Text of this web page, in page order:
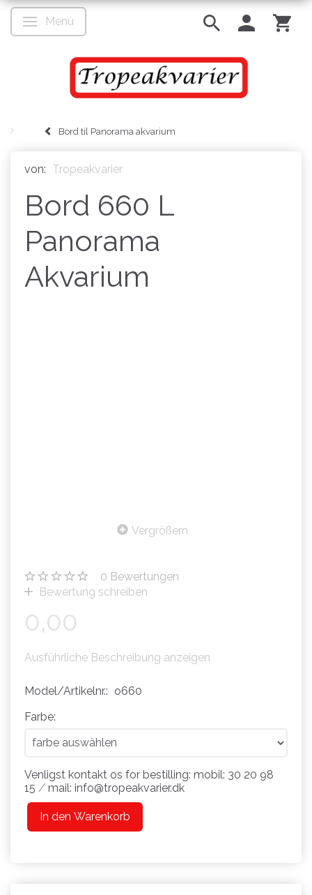
Anzeige ändern
Menü
Bord til Panorama akvarium
von: Tropeakvarier
Bord 660 L
Panorama
Akvarium
Vergrößern
0 Bewertungen
Bewertung schreiben
0,00
Ausführliche Beschreibung anzeigen
Model/Artikelnr.: o660
Farbe:
Venligst kontakt os for bestilling: mobil: 30 20 98
15 ⁄ mail: info@tropeakvarier.dk
In den Warenkorb